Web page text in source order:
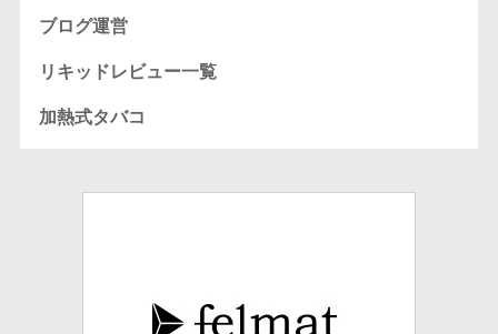
ブログ運営
リキッドレビュー一覧
加熱式タバコ